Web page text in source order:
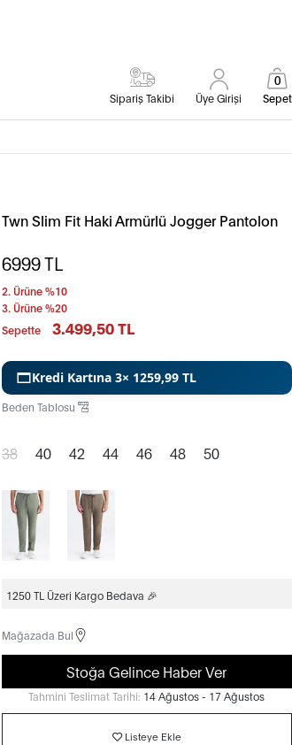
Sipariş Takibi Üye Girişi Sepet
0
Twn Slim Fit Haki Armürlü Jogger Pantolon
6999TL
2. Ürüne %10
3. Ürüne %20
Sepette
3.499,50 TL
Kredi Kartına 3× 1259,99 TL
Beden Tablosu
38 40 42 44 46 48 50
1250 TL Üzeri Kargo Bedava 🎉
Mağazada Bul
Stoğa Gelince Haber Ver
Tahmini Teslimat Tarihi: 14 Ağustos - 17 Ağustos
Listeye Ekle